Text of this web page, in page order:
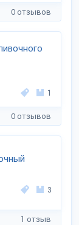
0 отзывов
1
0 отзывов
3
1 отзыв